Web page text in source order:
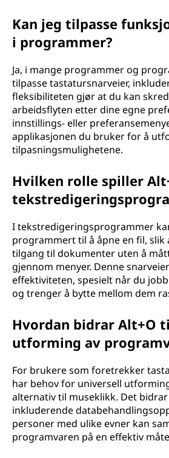
Kan jeg tilpasse
i programmer?
Ja, i mange programmer og
tilpasse tastatursnarveier,
fleksibiliteten gjør at du kan
arbeidsflyten etter dine egne
innstillings- eller
applikasjonen du bruker for å
tilpasningsmulighetene.
Hvilken rolle spiller
I tekstredigeringsprogrammer
programmert til å åpne en fil, slik
tilgang til dokumenter uten å
gjennom menyer. Denne
effektiviteten, spesielt når du
og trenger å bytte mellom dem
Hvordan bidrar Alt+O
utforming av
For brukere som foretrekker
har behov for universell
alternativ til museklikk. Det
inkluderende
personer med ulike evner kan
programvaren på en effektiv